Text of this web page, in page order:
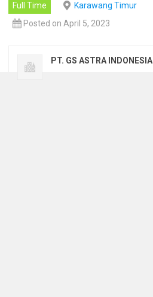
Full Time
Karawang Timur
Posted on April 5, 2023
PT. GS ASTRA INDONESIA